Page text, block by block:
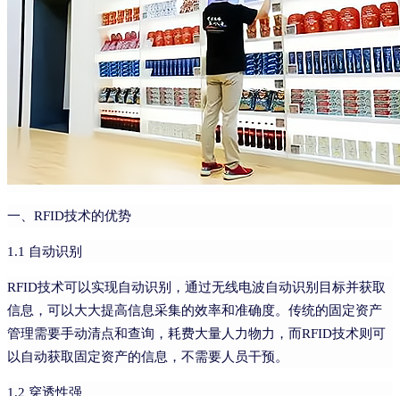
一、RFID技术的优势
1.1 自动识别
RFID技术可以实现自动识别，通过无线电波自动识别目标并获取
信息，可以大大提高信息采集的效率和准确度。传统的固定资产
管理需要手动清点和查询，耗费大量人力物力，而RFID技术则可
以自动获取固定资产的信息，不需要人员干预。
1.2 穿透性强